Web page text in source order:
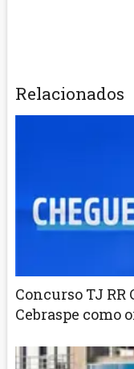
Relacionados
Concurso TJ
Cebraspe como